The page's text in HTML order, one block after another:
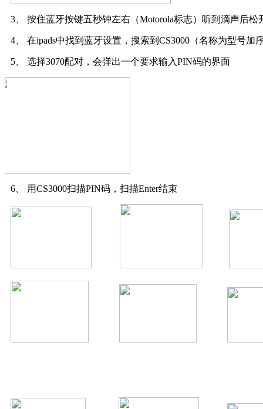
3、 按住蓝牙按键五秒钟左右（Motorola标志）听到滴声后松
4、 在ipads中找到蓝牙设置，搜索到 CS3000 （名称为型号加
5、 选择3070配对，会弹出一个要求输入PIN码的界面
6、 用CS3000扫描PIN码，扫描Enter结束